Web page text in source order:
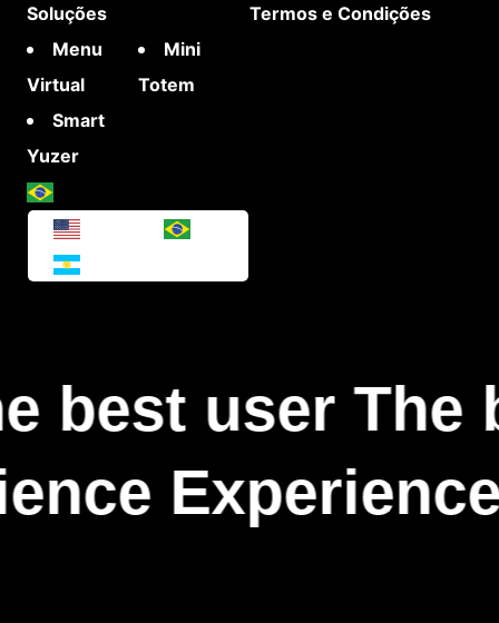
Soluções
Menu
Virtual
Mini
Totem
Smart
Yuzer
Termos e Condições
best user The